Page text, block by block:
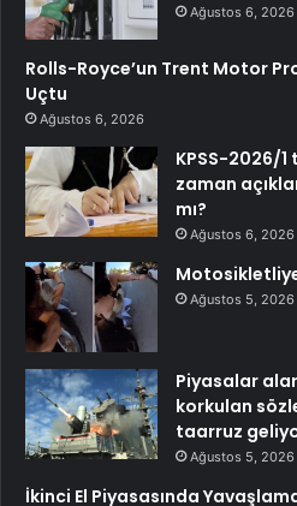
Ağustos 6, 2026
Rolls-Royce’un Trent Motor
Uçtu
Ağustos 6, 2026
KPSS-2026/
zaman
mı?
Ağustos 6, 2026
Ağustos 5, 2026
Piyasalar
korkulan
taarruz
Ağustos 5, 2026
İkinci El Piyasasında